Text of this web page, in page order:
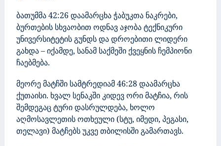
ბათუმმა 42:26 დაამარცხა ჭაბუკთა ნაკრები,
ბურთების სხვაობით ოდნავ აჯობა ტექნიკური
უნივერსიტეტის გუნდს და დროებითი ლიდერი
გახდა –იქამდე, სანამ საქმეში ქვეყნის ჩემპიონი
ჩაებმება.
მეორე მატჩში სამტრედიამ 46:28 დაამარცხა
ქუთაისი. ხვალ სენაკში კიდევ ორი მატჩია, რის
შემდეგაც ტური დასრულდება, ხოლო
აღმოსავლეთის ოთხეული (სტუ, იმედი, პეგასი,
თელავი) მატჩებს უკვე თბილისში გამართავს.